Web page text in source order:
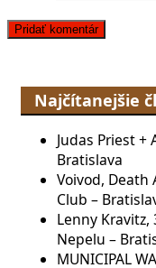
Najčítanejšie
Judas Priest +
Bratislava
Voivod, Death
Club –
Lenny Kravitz,
Nepelu –
MUNICIPAL